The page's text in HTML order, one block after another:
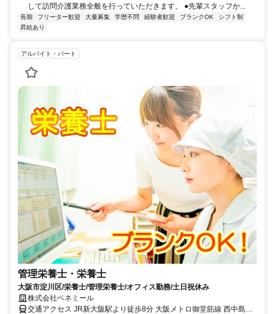
して訪問介護業務全般を行っていただきます。 ●先輩スタッフか...
長期 フリーター歓迎 大量募集 学歴不問 経験者歓迎 ブランクOK
シフト制
昇給あり
アルバイト・パート
管理栄養士・栄養士
大阪市淀川区/栄養士/管理栄養士/オフィス勤務/土日祝休み
株式会社ベネミール
交通アクセス JR新大阪駅より徒歩8分 大阪メトロ御堂筋線 西中島南